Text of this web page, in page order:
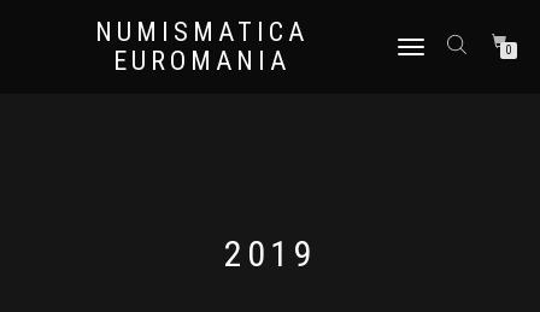
NUMISMATICA
EUROMANIA
NAVIGAZIONE
0
2019